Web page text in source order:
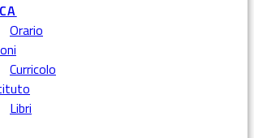
Orario
Curricolo
Libri